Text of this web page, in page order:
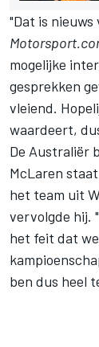
"Dat is
mogelijke
gesprekken
vleiend.
waardeert,
De Australiër
McLaren
het team uit
vervolgde hij.
het feit dat
ben dus heel